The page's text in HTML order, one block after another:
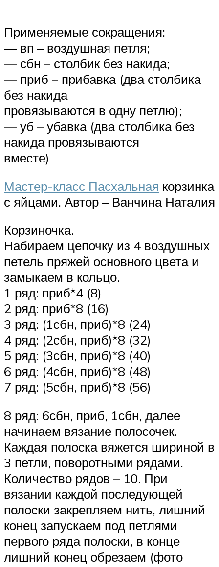
Применяемые сокращения:
— вп – воздушная петля;
— сбн – столбик без накида;
— приб – прибавка (два столбика
без накида
провязываются в одну петлю);
— уб – убавка (два столбика без
накида провязываются
вместе)
Мастер-класс Пасхальная корзинка
с яйцами. Автор – Ванчина Наталия
Корзиночка.
Набираем цепочку из 4 воздушных
петель пряжей основного цвета и
замыкаем в кольцо.
1 ряд: приб*4 (8)
2 ряд: приб*8 (16)
3 ряд: (1сбн, приб)*8 (24)
4 ряд: (2сбн, приб)*8 (32)
5 ряд: (3сбн, приб)*8 (40)
6 ряд: (4сбн, приб)*8 (48)
7 ряд: (5сбн, приб)*8 (56)
8 ряд: 6сбн, приб, 1сбн, далее
начинаем вязание полосочек.
Каждая полоска вяжется шириной в
3 петли, поворотными рядами.
Количество рядов – 10. При
вязании каждой последующей
полоски закрепляем нить, лишний
конец запускаем под петлями
первого ряда полоски, в конце
лишний конец обрезаем (фото